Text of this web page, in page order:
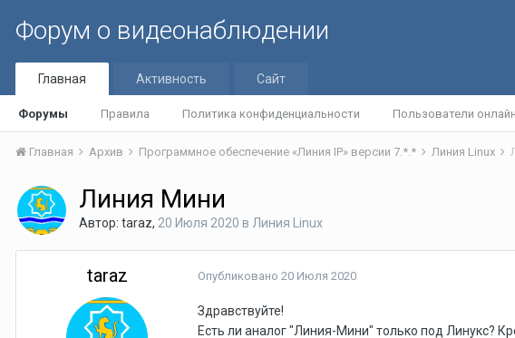
Форум о видеонаблюдении
Главная
Форумы Правила Политика конфиденциальности Пользователи онлайн
Активность Сайт
Главная Архив Программное обеспечение «Линия IP» версии 7.*.* Линия Linux
Линия Мини
Автор: taraz, 20 Июля 2020 в Линия Linux
taraz Опубликовано 20 Июля 2020
Здравствуйте!
Есть ли аналог "Линия-Мини" только под Линукс?